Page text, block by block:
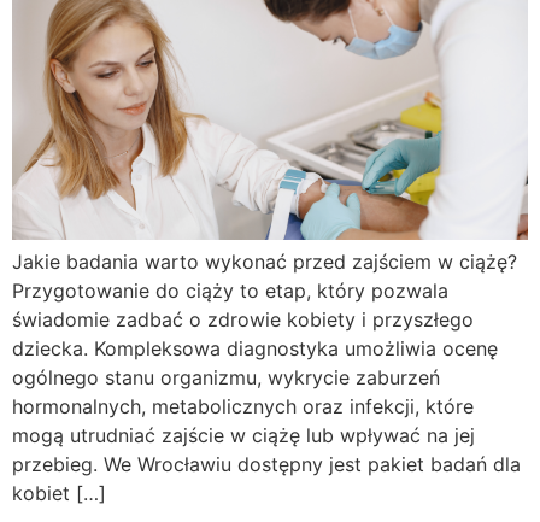
Jakie badania warto wykonać przed zajściem w ciążę?
Przygotowanie do ciąży to etap, który pozwala
świadomie zadbać o zdrowie kobiety i przyszłego
dziecka. Kompleksowa diagnostyka umożliwia ocenę
ogólnego stanu organizmu, wykrycie zaburzeń
hormonalnych, metabolicznych oraz infekcji, które
mogą utrudniać zajście w ciążę lub wpływać na jej
przebieg. We Wrocławiu dostępny jest pakiet badań dla
kobiet […]